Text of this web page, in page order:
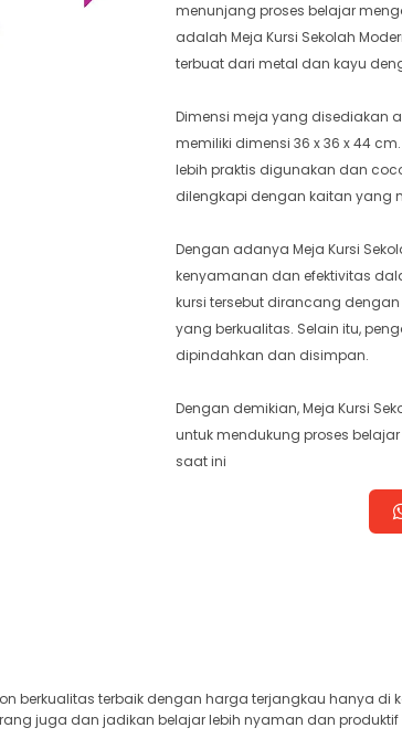
menunjang proses belajar
adalah Meja Kursi Sekolah
terbuat dari metal dan kayu
Dimensi meja yang disediakan
memiliki dimensi 36 x 36 x 44
lebih praktis digunakan dan
dilengkapi dengan kaitan yang
Dengan adanya Meja Kursi
kenyamanan dan efektivitas
kursi tersebut dirancang
yang berkualitas. Selain itu,
dipindahkan dan disimpan.
Dengan demikian, Meja Kursi
untuk mendukung proses
saat ini
berkualitas terbaik dengan harga terjangkau hanya
juga dan jadikan belajar lebih nyaman dan